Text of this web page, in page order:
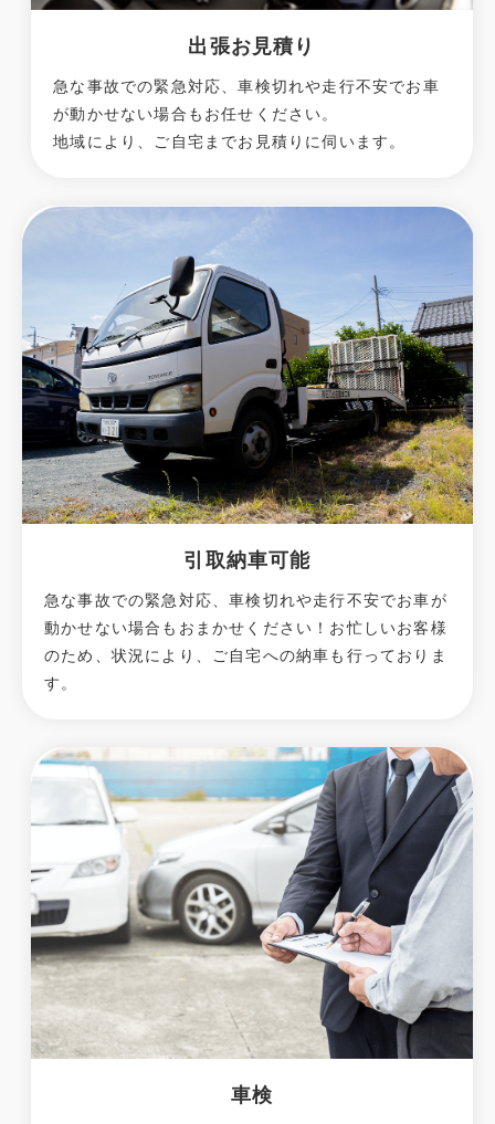
出張お見積り
急な事故での緊急対応、車検切れや走行不安でお車
が動かせない場合もお任せください。
地域により、ご自宅までお見積りに伺います。
引取納車可能
急な事故での緊急対応、車検切れや走行不安でお車が
動かせない場合もおまかせください！お忙しいお客様
のため、状況により、ご自宅への納⾞も⾏っておりま
す。
車検